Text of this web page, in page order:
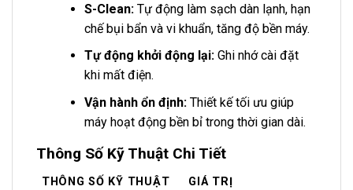
S-Clean:Tự động làm sạch dàn lạnh, hạn
chế bụi bẩn và vi khuẩn, tăng độ bền máy.
Tự động khởi động lại:Ghi nhớ cài đặt
khi mất điện.
Vận hành ổn định:Thiết kế tối ưu giúp
máy hoạt động bền bỉ trong thời gian dài.
Thông Số Kỹ Thuật Chi Tiết
THÔNG SỐ KỸ THUẬT
GIÁ TRỊ